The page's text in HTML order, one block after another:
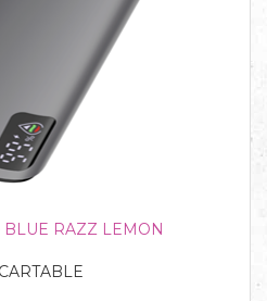
BLUE RAZZ LEMON